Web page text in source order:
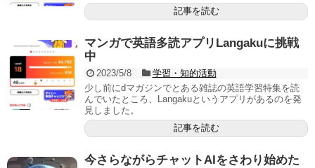
記事を読む
マンガで英語多読アプリLangakuに挑戦
中
2023/5/8
学習・知的活動
少し前にdマガジンでとある雑誌の英語学習特集を読
んでいたところ、Langakuというアプリがあるのを発
見しました。
記事を読む
今さらながらチャットAIをさわり始めた